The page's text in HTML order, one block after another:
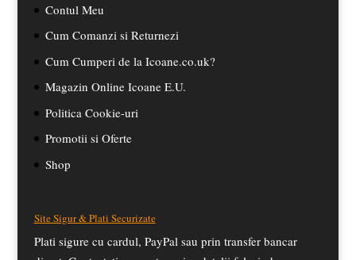
Contul Meu
Cum Comanzi si Returnezi
Cum Cumperi de la Icoane.co.uk?
Magazin Online Icoane E.U.
Politica Cookie-uri
Promotii si Oferte
Shop
Site Sigur & Plati Securizate
Plati sigure cu cardul, PayPal sau prin transfer bancar